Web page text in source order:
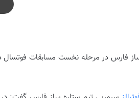
فارس در مرحله نخست مسابقات فوتسال